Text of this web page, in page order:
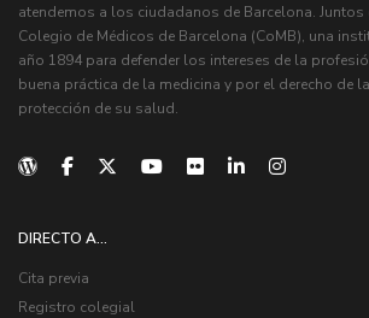
atendemos a los ciudadanos de Barcelona.
Colegio de Médicos de Barcelona (CoMB), una
año 1894 para defender los intereses de la
buena práctica de la medicina y por el derecho de
protección de su salud.
DIRECTO A...
Cita previa
Registro colegial